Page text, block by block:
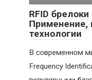
RFID
Применение,
технологии
В современном
Frequency